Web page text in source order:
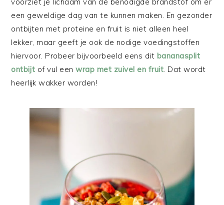
een geweldige dag van te kunnen maken. En gezonder
ontbijten met proteine en fruit is niet alleen heel
lekker, maar geeft je ook de nodige voedingstoffen
hiervoor. Probeer bijvoorbeeld eens dit bananasplit
ontbijt of vul eenwrap met zuivel en fruit. Dat wordt
heerlijk wakker worden!